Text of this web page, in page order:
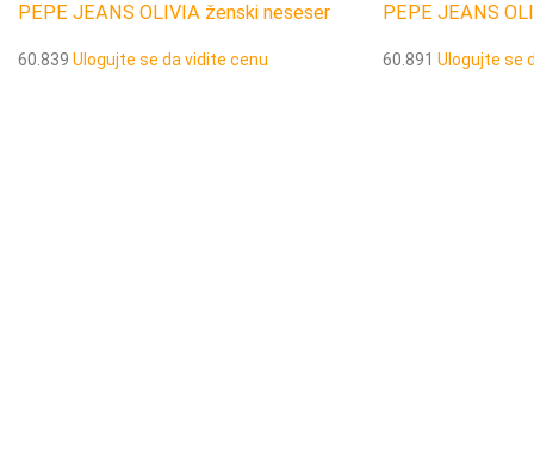
PEPE JEANS OLIVIA ženski neseser
60.839 Ulogujte se da vidite cenu
PEPE JEANS
60.891 Ulogujte se